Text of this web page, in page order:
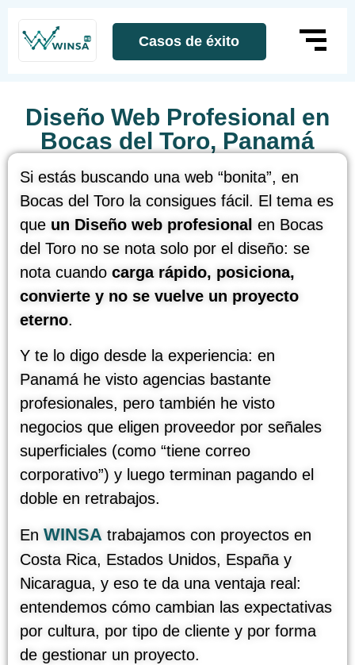
Casos de éxito
Diseño Web Profesional en
Bocas del Toro, Panamá
Si estás buscando una web “bonita”, en
Bocas del Toro la consigues fácil. El tema es
que un Diseño web profesional en Bocas
del Toro no se nota solo por el diseño: se
nota cuando carga rápido, posiciona,
convierte y no se vuelve un proyecto
eterno.
Y te lo digo desde la experiencia: en
Panamá he visto agencias bastante
profesionales, pero también he visto
negocios que eligen proveedor por señales
superficiales (como “tiene correo
corporativo”) y luego terminan pagando el
doble en retrabajos.
En WINSA trabajamos con proyectos en
Costa Rica, Estados Unidos, España y
Nicaragua, y eso te da una ventaja real:
entendemos cómo cambian las expectativas
por cultura, por tipo de cliente y por forma
de gestionar un proyecto.